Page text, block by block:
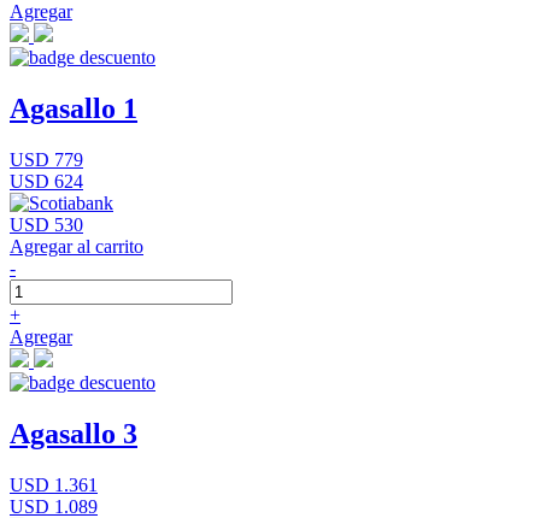
Agregar
Agasallo 1
USD 779
USD 624
USD 530
Agregar al carrito
-
+
Agregar
Agasallo 3
USD 1.361
USD 1.089